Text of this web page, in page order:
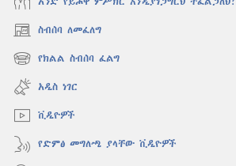
ስብሰባ ለመፈለግ
(አዲስ
ዊንዶው
ክፈት)
የክልል ስብሰባ ፈልግ
(አዲስ
ዊንዶው
ክፈት)
አዲስ ነገር
ቪዲዮዎች
የድምፅ መግለጫ ያላቸው ቪዲዮዎች